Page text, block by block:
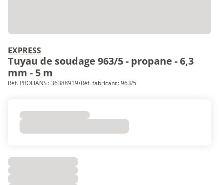
EXPRESS
Tuyau de soudage 963/5 - propane - 6,3
mm - 5 m
Réf. PROLIANS : 36388919•Réf. fabricant : 963/5